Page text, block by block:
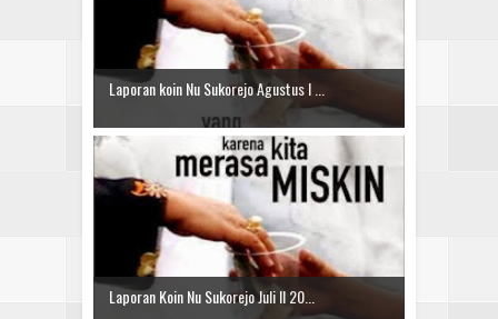
Laporan koin Nu Sukorejo Agustus I ...
Laporan Koin Nu Sukorejo Juli II 20...